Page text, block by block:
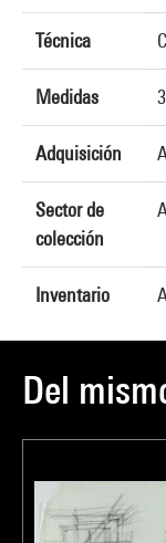
Técnica
Medidas
Adquisición
Sector de
colección
Inventario
Del